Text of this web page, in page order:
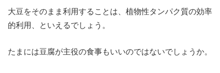
大豆をそのまま利用することは、植物性タンパク質の効率
的利用、といえるでしょう。
たまには豆腐が主役の食事もいいのではないでしょうか。